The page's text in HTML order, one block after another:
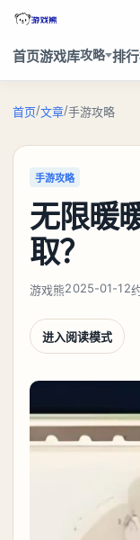
首页游戏库攻略 排
首页/文章/手游攻略
手游攻略
无限暖
取？
游戏熊2025-01-12
进入阅读模式